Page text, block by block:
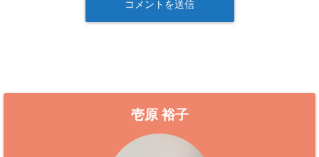
壱原 裕子